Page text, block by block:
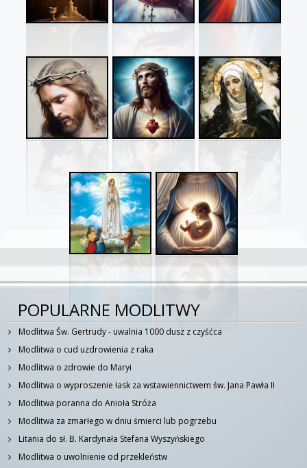
POPULARNE MODLITWY
Modlitwa Św. Gertrudy - uwalnia 1000 dusz z czyśćca
Modlitwa o cud uzdrowienia z raka
Modlitwa o zdrowie do Maryi
Modlitwa o wyproszenie łask za wstawiennictwem św. Jana Pawła II
Modlitwa poranna do Anioła Stróża
Modlitwa za zmarłego w dniu śmierci lub pogrzebu
Litania do sł. B. Kardynała Stefana Wyszyńskiego
Modlitwa o uwolnienie od przekleństw